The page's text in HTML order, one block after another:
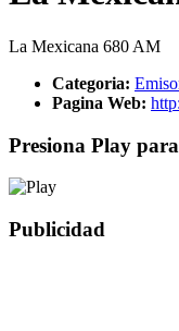
La Mexicana 680 AM
Categoria:
Pagina Web:
Presiona Play
Publicidad